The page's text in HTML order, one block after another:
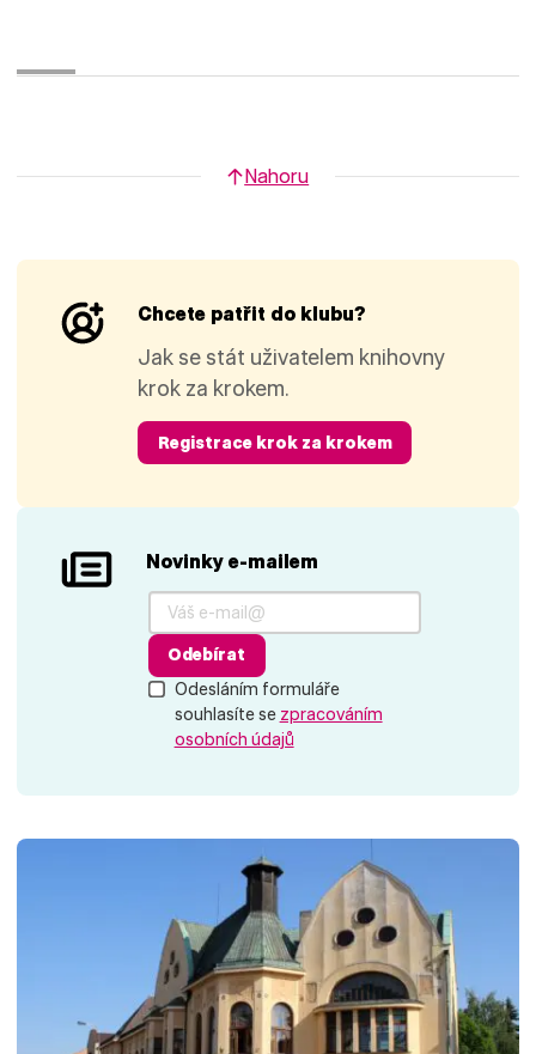
Nahoru
Chcete patřit do klubu?
Jak se stát uživatelem knihovny
krok za krokem.
Registrace krok za krokem
Novinky e-mailem
Odesláním formuláře
souhlasíte se zpracováním
osobních údajů
Odebírat